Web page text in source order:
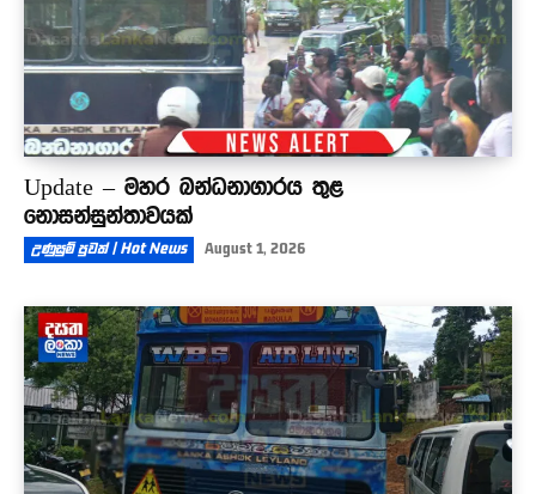
Update – මහර බන්ධනාගාරය තුළ
නොසන්සුන්තාවයක්
උණුසුම් පුවත් | Hot News August 1, 2026